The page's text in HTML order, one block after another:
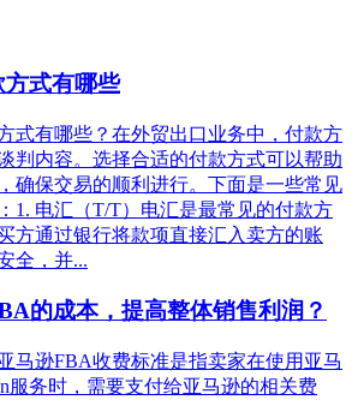
式有哪些
式有哪些？在外贸出口业务中，付款方
判内容。选择合适的付款方式可以帮助
确保交易的顺利进行。下面是一些常见
1. 电汇（T/T）电汇是最常见的付款方
方通过银行将款项直接汇入卖方的账
全，并...
的成本，提高整体销售利润？
马逊FBA收费标准是指卖家在使用亚马
服务时，需要支付给亚马逊的相关费